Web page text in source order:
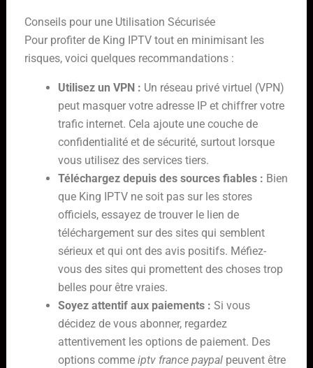
Conseils pour une Utilisation Sécurisée
Pour profiter de King IPTV tout en minimisant les
risques, voici quelques recommandations :
Utilisez un VPN : Un réseau privé virtuel (VPN)
peut masquer votre adresse IP et chiffrer votre
trafic internet. Cela ajoute une couche de
confidentialité et de sécurité, surtout lorsque
vous utilisez des services tiers.
Téléchargez depuis des sources fiables : Bien
que King IPTV ne soit pas sur les stores
officiels, essayez de trouver le lien de
téléchargement sur des sites qui semblent
sérieux et qui ont des avis positifs. Méfiez-
vous des sites qui promettent des choses trop
belles pour être vraies.
Soyez attentif aux paiements : Si vous
décidez de vous abonner, regardez
attentivement les options de paiement. Des
options comme iptv france paypalpeuvent être